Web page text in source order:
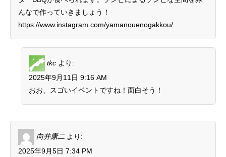
んなで作っていきましょう！
https://www.instagram.com/yamanouenogakkou/
tkc より:
2025年9月11日 9:16 AM
おお、スゴいイベントですね！面白そう！
向井康二 より:
2025年9月5日 7:34 PM